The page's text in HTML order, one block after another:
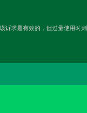
诉求是有效的，但过量使用时则